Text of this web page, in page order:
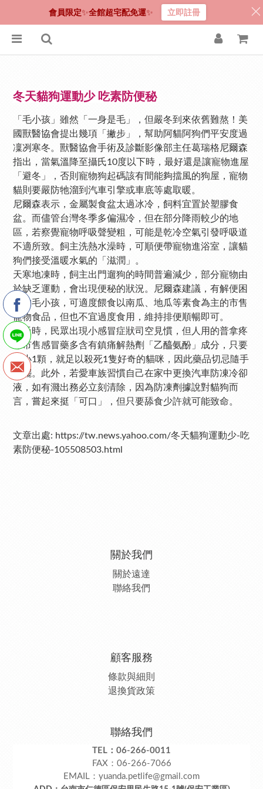
冬天貓狗運動少 吃素防便秘
「毛小孩」雖然「一身是毛」，但嚴冬到來依舊難熬！美
國獸醫協會提出幾項「撇步」，幫助阿貓阿狗們平安度過
凜冽寒冬。獸醫協會手術及診斷影像部主任葛瑞格尼爾森
指出，當氣溫降至攝氏10度以下時，最好還是讓寵物進屋
「避冬」，否則寵物狗起碼該有間能夠擋風的狗屋，寵物
貓則要嚴防牠溜到汽車引擎或車底等處取暖。
尼爾森表示，金屬製食盆太過冰冷，飼料宜置於塑膠食
盆。而儘管台灣冬季多偏濕冷，但在部分降雨較少的地
區，若察覺寵物呼吸聲變粗，可能是乾冷空氣引發呼吸道
不適所致。飼主洗熱水澡時，可順便帶寵物進浴室，讓貓
狗們接受溫暖水氣的「滋潤」。
天寒地凍時，飼主出門遛狗的時間普遍減少，部分寵物由
於缺乏運動，會出現便秘的狀況。尼爾森建議，有解便困
擾的毛小孩，可適度餵食以南瓜、地瓜等素食為主的市售
寵物食品，但也不宜過度食用，維持排便順暢即可。
冬天時，民眾出現小感冒症狀司空見慣，但人用的普拿疼
等市售感冒藥多含有鎮痛解熱劑「乙醯氨酚」成分，只要
小小1顆，就足以殺死1隻好奇的貓咪，因此藥品切忌隨手
亂擺。此外，若愛車族習慣自己在家中更換汽車防凍冷卻
液，如有濺出務必立刻清除，因為防凍劑據說對貓狗而
言，嘗起來挺「可口」，但只要舔食少許就可能致命。
文章出處: https://tw.news.yahoo.com/冬天貓狗運動少-吃
素防便秘-105508503.html
關於我們
關於遠達
聯絡我們
顧客服務
條款與細則
退換貨政策
聯絡我們
TEL：06-266-0011
FAX：06-266-7066
EMAIL：yuanda.petlife@gmail.com
會員限定✨全館超宅配免運✨ 立即註冊